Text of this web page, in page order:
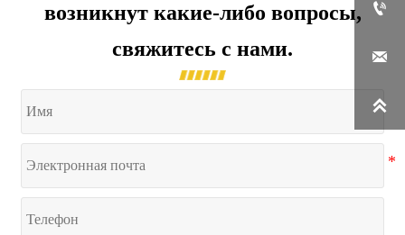
возникнут какие-либо вопросы,
свяжитесь с нами.


